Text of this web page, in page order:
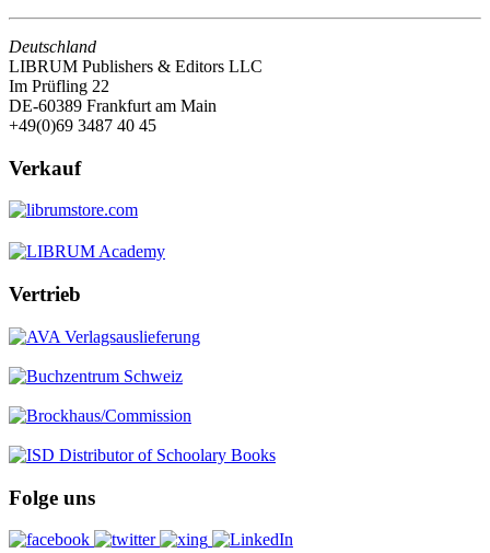
Deutschland
LIBRUM Publishers & Editors LLC
Im Prüfling 22
DE-60389 Frankfurt am Main
+49(0)69 3487 40 45
Verkauf
Vertrieb
Folge uns